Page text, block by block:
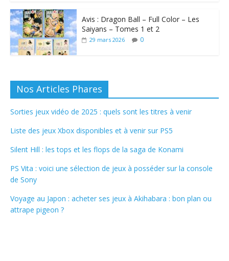
Avis : Dragon Ball – Full Color – Les
Saiyans – Tomes 1 et 2
29 mars 2026 0
Nos Articles Phares
Sorties jeux vidéo de 2025 : quels sont les titres à venir
Liste des jeux Xbox disponibles et à venir sur PS5
Silent Hill : les tops et les flops de la saga de Konami
PS Vita : voici une sélection de jeux à posséder sur la console
de Sony
Voyage au Japon : acheter ses jeux à Akihabara : bon plan ou
attrape pigeon ?